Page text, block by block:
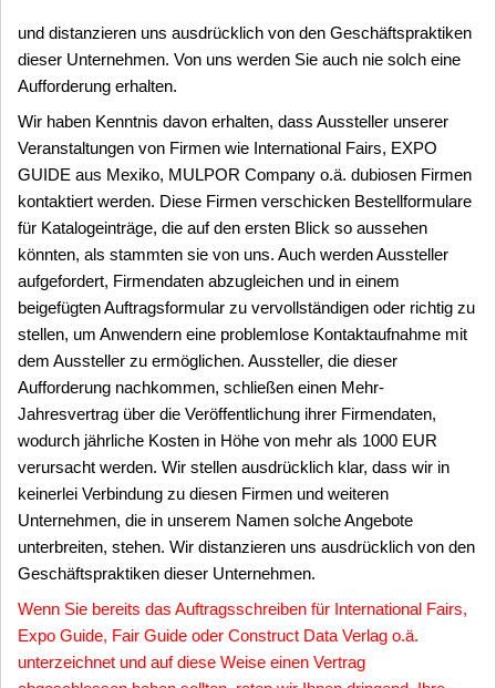
und distanzieren uns ausdrücklich von den Geschäftspraktiken
dieser Unternehmen. Von uns werden Sie auch nie solch eine
Aufforderung erhalten.
Wir haben Kenntnis davon erhalten, dass Aussteller unserer
Veranstaltungen von Firmen wie International Fairs, EXPO
GUIDE aus Mexiko, MULPOR Company o.ä. dubiosen Firmen
kontaktiert werden. Diese Firmen verschicken Bestellformulare
für Katalogeinträge, die auf den ersten Blick so aussehen
könnten, als stammten sie von uns. Auch werden Aussteller
aufgefordert, Firmendaten abzugleichen und in einem
beigefügten Auftragsformular zu vervollständigen oder richtig zu
stellen, um Anwendern eine problemlose Kontaktaufnahme mit
dem Aussteller zu ermöglichen. Aussteller, die dieser
Aufforderung nachkommen, schließen einen Mehr-
Jahresvertrag über die Veröffentlichung ihrer Firmendaten,
wodurch jährliche Kosten in Höhe von mehr als 1000 EUR
verursacht werden. Wir stellen ausdrücklich klar, dass wir in
keinerlei Verbindung zu diesen Firmen und weiteren
Unternehmen, die in unserem Namen solche Angebote
unterbreiten, stehen. Wir distanzieren uns ausdrücklich von den
Geschäftspraktiken dieser Unternehmen.
Wenn Sie bereits das Auftragsschreiben für International Fairs,
Expo Guide, Fair Guide oder Construct Data Verlag o.ä.
unterzeichnet und auf diese Weise einen Vertrag